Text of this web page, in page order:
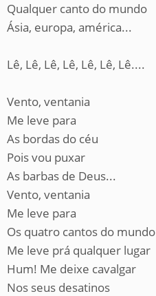
Qualquer canto do mundo
Ásia, europa, américa...
Lê, Lê, Lê, Lê, Lê, Lê, Lê....
Vento, ventania
Me leve para
As bordas do céu
Pois vou puxar
As barbas de Deus...
Vento, ventania
Me leve para
Os quatro cantos do mundo
Me leve prá qualquer lugar
Hum! Me deixe cavalgar
Nos seus desatinos